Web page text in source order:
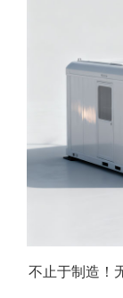
不止于制造！